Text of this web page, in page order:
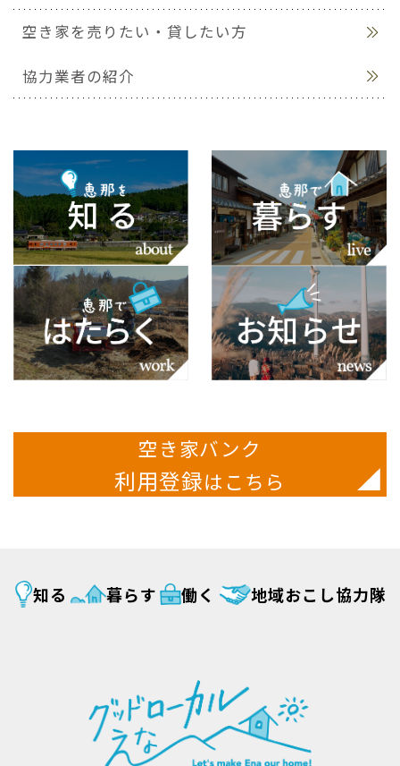
空き家を売りたい・貸したい方
協力業者の紹介
空き家バンク
利用登録はこちら
知る 暮らす 働く 地域おこし協力隊